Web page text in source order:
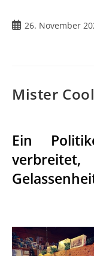
26. November
Mister
Ein